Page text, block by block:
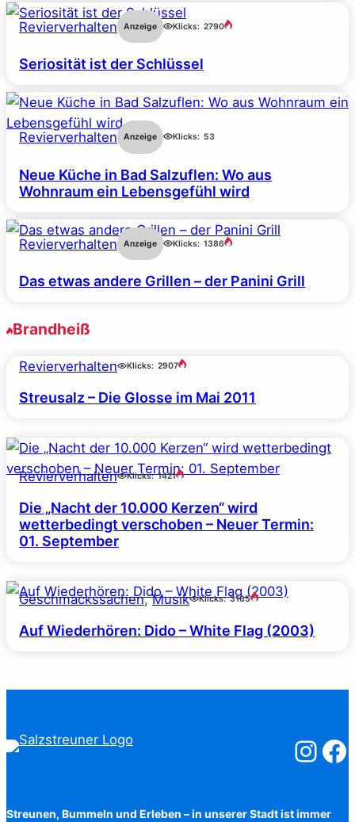
Revierverhalten Anzeige Klicks: 2790
Seriosität ist der Schlüssel
Revierverhalten Anzeige Klicks: 53
Neue Küche in Bad Salzuflen: Wo aus
Wohnraum ein Lebensgefühl wird
Revierverhalten Anzeige Klicks: 1386
Das etwas andere Grillen – der Panini Grill
Brandheiß
Revierverhalten Klicks: 2907
Streusalz – Die Glosse im Mai 2011
Revierverhalten Klicks: 1421
Die „Nacht der 10.000 Kerzen“ wird
wetterbedingt verschoben – Neuer Termin:
01. September
Geschmackssachen, Musik Klicks: 3165
Auf Wiederhören: Dido – White Flag (2003)
Streunen, Bummeln und Erleben – in unserer Stadt ist immer